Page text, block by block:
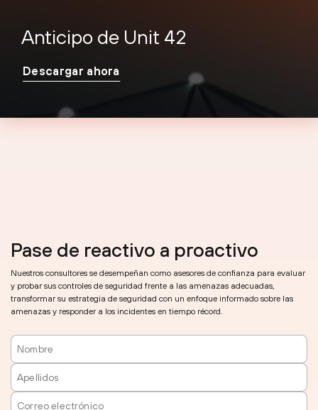
Anticipo de Unit 42
Descargar ahora
Pase de reactivo a proactivo
Nuestros consultores se desempeñan como asesores de confianza para evaluar
y probar sus controles de seguridad frente a las amenazas adecuadas,
transformar su estrategia de seguridad con un enfoque informado sobre las
amenazas y responder a los incidentes en tiempo récord.